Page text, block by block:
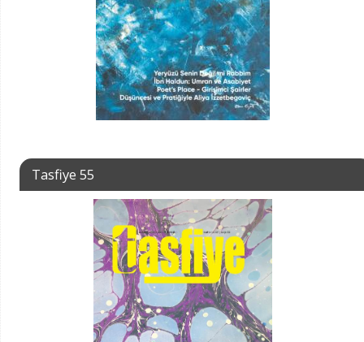
Tasfiye 55